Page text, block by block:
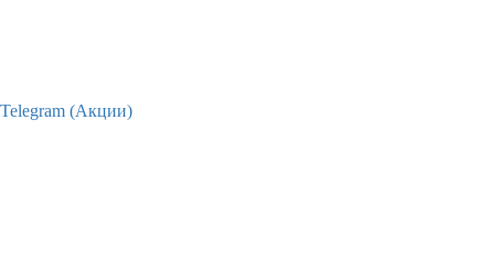
Telegram (Акции)